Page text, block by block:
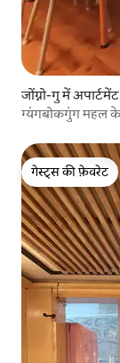
जोंग्नो-गु में अपार्टमेंट
ग्यंगबोकगुंग महल के
गेस्ट्स की फ़ेवरेट
गेस्ट्स की फ़ेवरेट